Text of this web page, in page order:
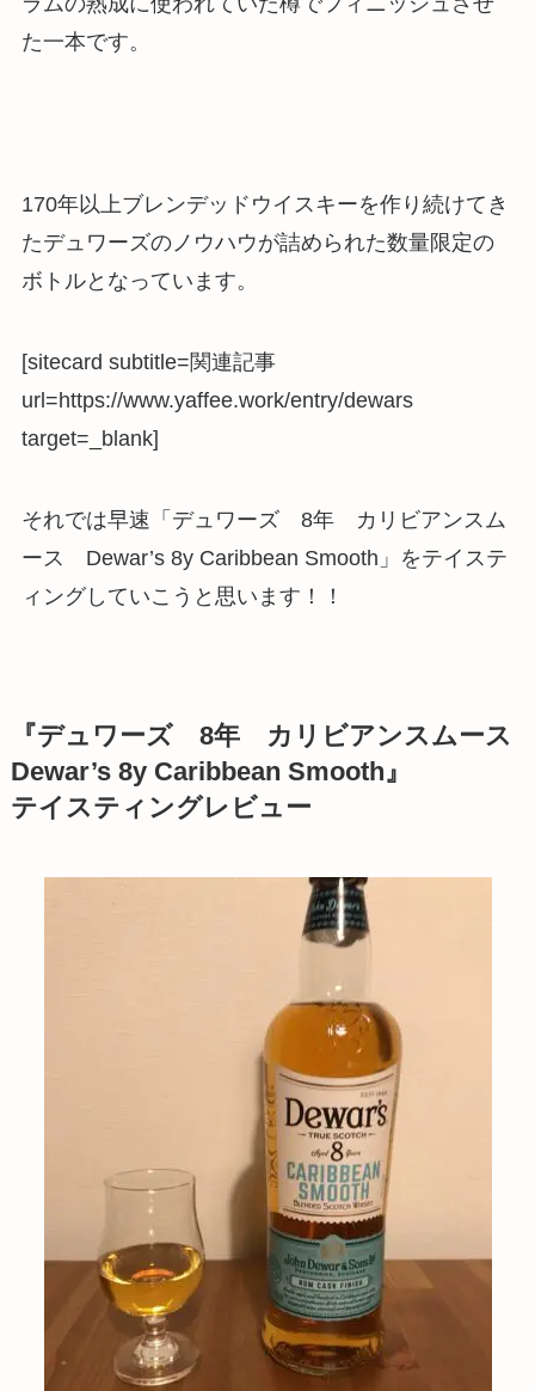
た一本です。
170年以上ブレンデッドウイスキーを作り続けてき
たデュワーズのノウハウが詰められた数量限定の
ボトルとなっています。
[sitecard subtitle=関連記事
url=https://www.yaffee.work/entry/dewars
target=_blank]
それでは早速「デュワーズ 8年 カリビアンスム
ース Dewar’s 8y Caribbean Smooth」をテイステ
ィングしていこうと思います！！
『デュワーズ 8年 カリビアンスムース
Dewar’s 8y Caribbean Smooth』
テイスティングレビュー